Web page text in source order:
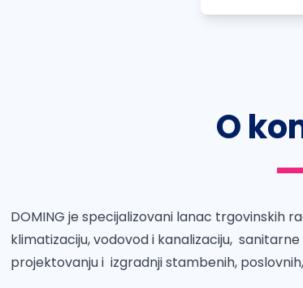
O
DOMING je specijalizovani lanac trgovinskih
klimatizaciju, vodovod i kanalizaciju,
projektovanju i izgradnji stambenih,